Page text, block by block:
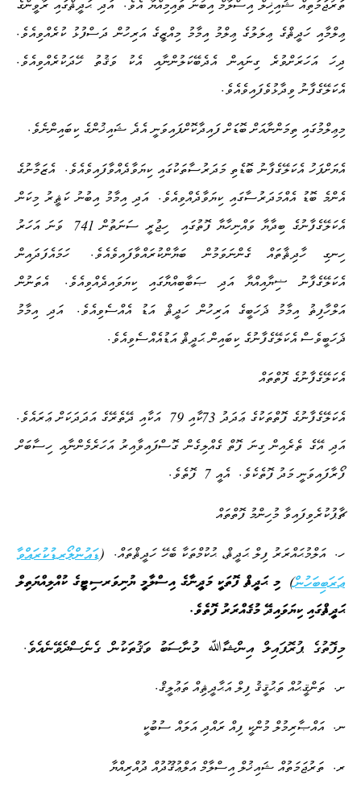
ތަރުޖަމަތިއް ޝައިޚިލް އިސްލާމް އިބުނު ތައިމިއްޔާ އެވެ.އަދި ޙަދީޘްގައި ރާވީންގެ
ޢިލްމާއި ހަދީޘްގެ ޢިލަލުގެ ޢިލްމު އިމާމު މިއްޒީގެ އަރިހުން ދަސްފުޅު ކުރެއްވިއެވެ.
ދިހަ އަހަރަށްވުރެ ގިނައިން އެދެބޭކަލުންނާއި އެކު ވަޤުތު ހޭދަކުރެއްވިއެވެ.
އެކަލޭގެފާނު ވިދާޅުވެފައިވެއެވެ.
މިޢިލްމުގައި ތިމަންނާއަށް ބޮޑަށް ފައިދާކޮށްފައިވަނީ އެދެ ޝައިޚުންގެ ކިބައިންނެވެ.
އެޔަށްފަހު އެކަލޭގެފާނު ބޮޑެތި މަދަރުސާތަކުގައި ކިޔަވާދެއްވާފައިވެއެވެ.އެޒަމާނުގެ
އެންމެ ބޮޑު އެއްމަދަރުސާގައި ކިޔަވާދެއްވިއެވެ.އަދި އިމާމު އިބުނު ކަޘީރު މިކަން
އެކަލޭގެފާނުގެ ބިދާޔާ ވައްނިހާޔާ ފޮތުގައި ހިޖުރީ ސަނަތުން741
ވަނަ އަހަރު
ހިނގި ހާދިޘާތައް ގެންނަވަމުން ބަޔާންކުރައްވާފައިވެއެވެ.ހަމައެފަދައިން
އެކަލޭގެފާނު ޟިޔާއިއްޔާ އަދި ޞަބާބިއްޔާގައި ކިޔަވައިދެއްވިއެވެ.އެތަނުން
އަލްހާފިޡު އިމާމު ޛަހަބީގެ އަރިހުން ހަދީޘް އަޑު އެއްސެވިއެވެ.އަދި އިމާމު
ޛަހަބީވެސް އެކަލޭގެފާނުގެ ކިބައިން ޙަދީޘް އަޑުއެއްސެވިއެވެ.
އެކަލޭގެފާނުގެ ފޮތްތައް
އެކަލޭގެފާނުގެ ފޮތްތަކުގެ ޢަދަދު 73ކާއި79 އަކާއި ދޭތެރޭގެ އަދަދަކަށް ޢަރައެވެ.
އަދި އޭގެ ތެރެއިން ގިނަ ފޮތް ގެއްލިގެން ގޮސްފައިވާއިރު އަހަރެމެންނާއި ހިސާބަށް
ފޯރާފައިވަނީ މަދު ފޮތެކެވެ. އެއީ 7 ފޮތެވެ.
ޗާޕުކުރެވިފައިވާ މުހިންމު ފޮތްތައް
ހ.އަލްމުޙައްރަރު ފިލް ޙަދީޘް، ޙުކުމްތަކާ ބެހޭ ހަދީޘްތައް. (ޑައުންލޯރޑުކުރައްވާ
ޢަރަބިބަހުން)މި ޙަދީޘް ފޮތަކީ މަދީނާގެ އިސްލާމީ ޔުނިވަރސިޓީގެ ކުއްލިއްޔަތިލް
ޙަދީޘްގައި ކިޔަވައިދޭ މުޤައްރަރު ފޮތެވެ.
މިފޮތުގެ ޕުރޮފައިލް އިންޝާﷲ މުނާސަބު ވަޤުތަކުން ގެނެސްދެވޭނެއެވެ.
ށ. ތަންޤީޙުއް ތަޙުޤީޤު ފިލް އަޙާދީޘިއް ތަޢުލީޤް.
ނ.އައްޞާރިމުލް މުންކީ ފިއް ރައްދި އަލައް ސުބުކީ
ރ. ތަރުޖަމަތުއް ޝައިޚުލް އިސްލާމް އަލްޢުޤޫދުއް ދުއްރިއްޔާ